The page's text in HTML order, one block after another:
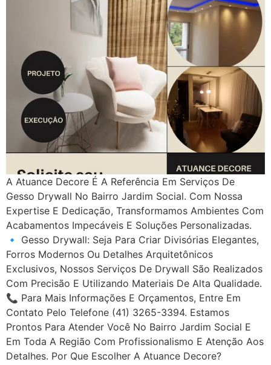
A Atuance Decore É A Referência Em Serviços De
Gesso Drywall No Bairro Jardim Social. Com Nossa
Expertise E Dedicação, Transformamos Ambientes Com
Acabamentos Impecáveis E Soluções Personalizadas.
🔹 Gesso Drywall: Seja Para Criar Divisórias Elegantes,
Forros Modernos Ou Detalhes Arquitetônicos
Exclusivos, Nossos Serviços De Drywall São Realizados
Com Precisão E Utilizando Materiais De Alta Qualidade.
📞 Para Mais Informações E Orçamentos, Entre Em
Contato Pelo Telefone (41) 3265-3394. Estamos
Prontos Para Atender Você No Bairro Jardim Social E
Em Toda A Região Com Profissionalismo E Atenção Aos
Detalhes. Por Que Escolher A Atuance Decore?